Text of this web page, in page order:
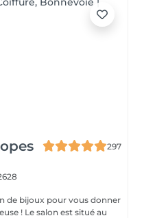
297
de bijoux pour vous donner
! Le salon est situé au